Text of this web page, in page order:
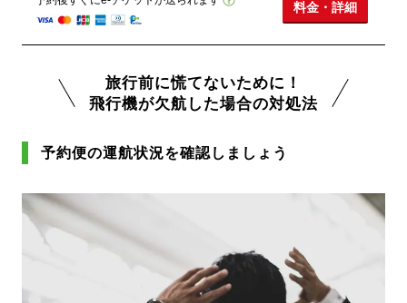
料金・詳細
旅行前に慌てないために！
飛行機が欠航した場合の対処法
予約便の運航状況を確認しましょう